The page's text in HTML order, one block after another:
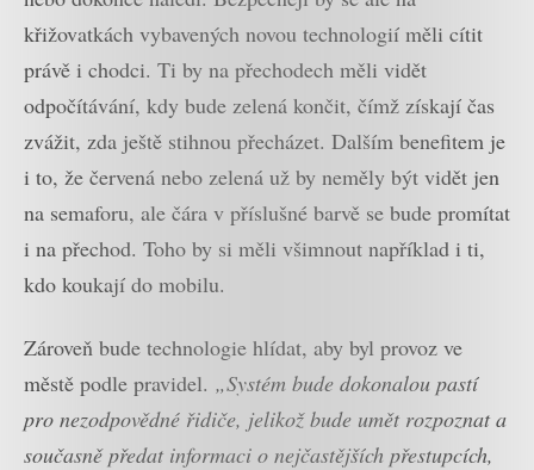
křižovatkách vybavených novou technologií měli cítit
právě i chodci. Ti by na přechodech měli vidět
odpočítávání, kdy bude zelená končit, čímž získají čas
zvážit, zda ještě stihnou přecházet. Dalším benefitem je
i to, že červená nebo zelená už by neměly být vidět jen
na semaforu, ale čára v příslušné barvě se bude promítat
i na přechod. Toho by si měli všimnout například i ti,
kdo koukají do mobilu.
Zároveň bude technologie hlídat, aby byl provoz ve
městě podle pravidel. „Systém bude dokonalou pastí
pro nezodpovědné řidiče, jelikož bude umět rozpoznat a
současně předat informaci o nejčastějších přestupcích,